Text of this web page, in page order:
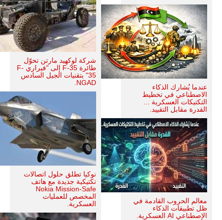
عندما يُشارك الذكاء
الاصطناعي في تخطيط
التكتيكات العسكرية ...
القدرة مقابل التقييد.
معالم الحروب القادمة في
ظل تطبيقات الذكاء
الإصطناعي AI العسكرية.
شركة لوكهيد مارتن تحوّل
طائرة F-35 إلى "فيراري F-
35" بتقنيات الجيل السادس
NGAD.
نوكيا تطلق حلول اتصالات
تكتيكية جديدة مع هاتف
Nokia Mission-Safe
المخصص للعمليات
العسكرية.